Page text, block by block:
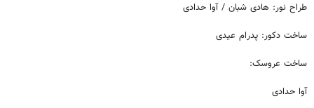
طراح نور: هادی شبان / آوا حدادی
ساخت دکور: پدرام عیدی
ساخت عروسک:
آوا حدادی